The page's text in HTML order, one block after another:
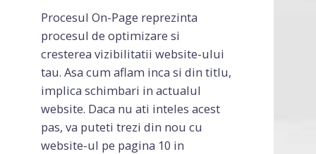
Procesul On-Page reprezinta
procesul de optimizare si
cresterea vizibilitatii website-ului
tau. Asa cum aflam inca si din titlu,
implica schimbari in actualul
website. Daca nu ati inteles acest
pas, va puteti trezi din nou cu
website-ul pe pagina 10 in